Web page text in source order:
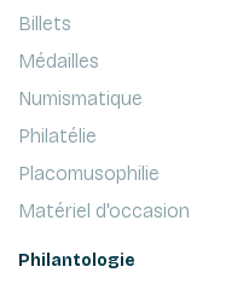
Billets
Médailles
Numismatique
Philatélie
Placomusophilie
Matériel d'occasion
Philantologie